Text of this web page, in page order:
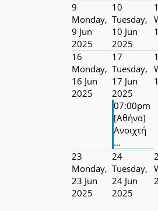
9
Monday,
9 Jun
2025
10
Tuesday,
10 Jun
2025
16
Monday,
16 Jun
2025
17
Tuesday,
17 Jun
2025
07:00pm
[Αθήνα]
Ανοιχτή
...
23
Monday,
23 Jun
2025
24
Tuesday,
24 Jun
2025